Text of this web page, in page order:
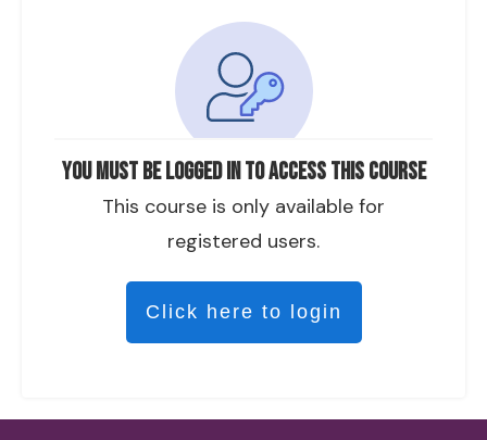
You must be logged in to access this course
This course is only available for
registered users.
Click here to login